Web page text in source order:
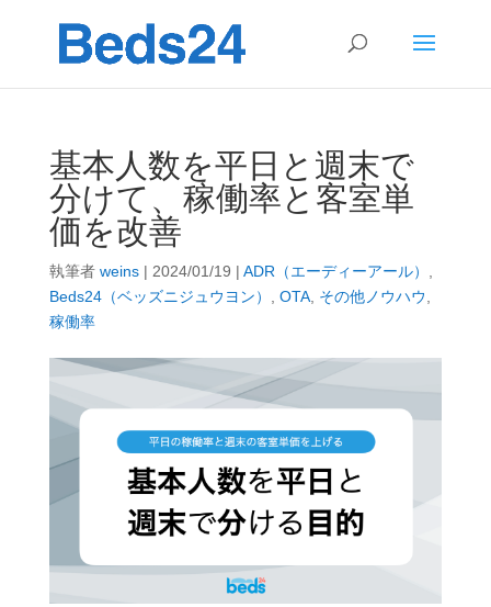
基本人数を平日と週末で
分けて、稼働率と客室単
価を改善
執筆者 weins| 2024/01/19 | ADR（エーディーアール）
Beds24（ベッズニジュウヨン）
OTA, その他ノウハウ
稼働率